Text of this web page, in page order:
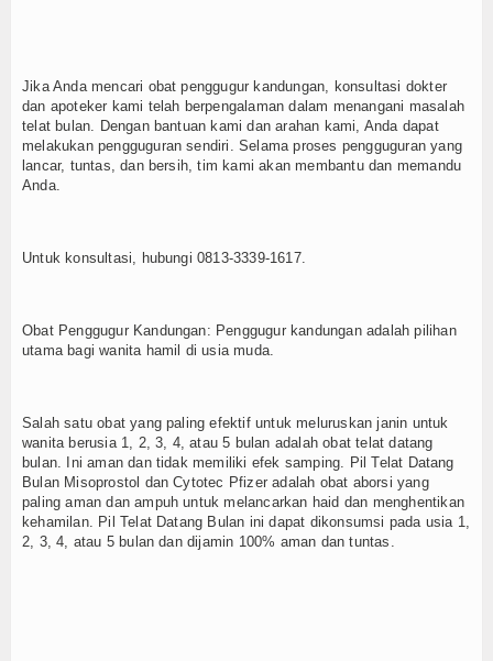
Jika Anda mencari obat penggugur kandungan, konsultasi dokter
dan apoteker kami telah berpengalaman dalam menangani masalah
telat bulan. Dengan bantuan kami dan arahan kami, Anda dapat
melakukan pengguguran sendiri. Selama proses pengguguran yang
lancar, tuntas, dan bersih, tim kami akan membantu dan memandu
Anda.
Untuk konsultasi, hubungi 0813-3339-1617.
Obat Penggugur Kandungan: Penggugur kandungan adalah pilihan
utama bagi wanita hamil di usia muda.
Salah satu obat yang paling efektif untuk meluruskan janin untuk
wanita berusia 1, 2, 3, 4, atau 5 bulan adalah obat telat datang
bulan. Ini aman dan tidak memiliki efek samping. Pil Telat Datang
Bulan Misoprostol dan Cytotec Pfizer adalah obat aborsi yang
paling aman dan ampuh untuk melancarkan haid dan menghentikan
kehamilan. Pil Telat Datang Bulan ini dapat dikonsumsi pada usia 1,
2, 3, 4, atau 5 bulan dan dijamin 100% aman dan tuntas.